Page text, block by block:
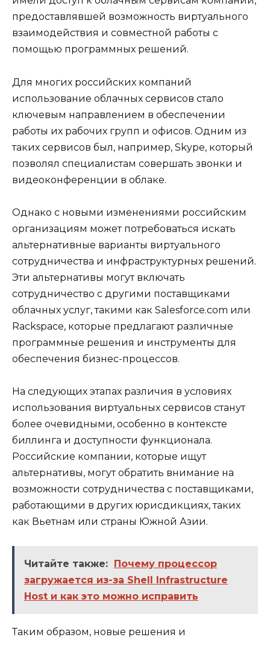
предоставлявшей возможность виртуального
взаимодействия и совместной работы с
помощью программных решений.
Для многих российских компаний
использование облачных сервисов стало
ключевым направлением в обеспечении
работы их рабочих групп и офисов. Одним из
таких сервисов был, например, Skype, который
позволял специалистам совершать звонки и
видеоконференции в облаке.
Однако с новыми изменениями российским
организациям может потребоваться искать
альтернативные варианты виртуального
сотрудничества и инфраструктурных решений.
Эти альтернативы могут включать
сотрудничество с другими поставщиками
облачных услуг, такими как Salesforce.com или
Rackspace, которые предлагают различные
программные решения и инструменты для
обеспечения бизнес-процессов.
На следующих этапах различия в условиях
использования виртуальных сервисов станут
более очевидными, особенно в контексте
биллинга и доступности функционала.
Российские компании, которые ищут
альтернативы, могут обратить внимание на
возможности сотрудничества с поставщиками,
работающими в других юрисдикциях, таких
как Вьетнам или страны Южной Азии.
Читайте также:
Почему процессор
загружается из-за Shell Infrastructure
Host и как это можно исправить
Таким образом, новые решения и